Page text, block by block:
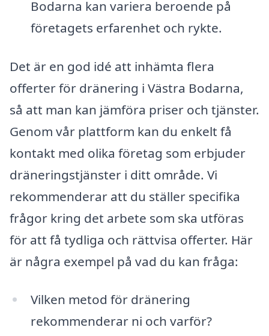
Bodarna kan variera beroende på
företagets erfarenhet och rykte.
Det är en god idé att inhämta flera
offerter för dränering i Västra Bodarna,
så att man kan jämföra priser och tjänster.
Genom vår plattform kan du enkelt få
kontakt med olika företag som erbjuder
dräneringstjänster i ditt område. Vi
rekommenderar att du ställer specifika
frågor kring det arbete som ska utföras
för att få tydliga och rättvisa offerter. Här
är några exempel på vad du kan fråga:
Vilken metod för dränering
rekommenderar ni och varför?